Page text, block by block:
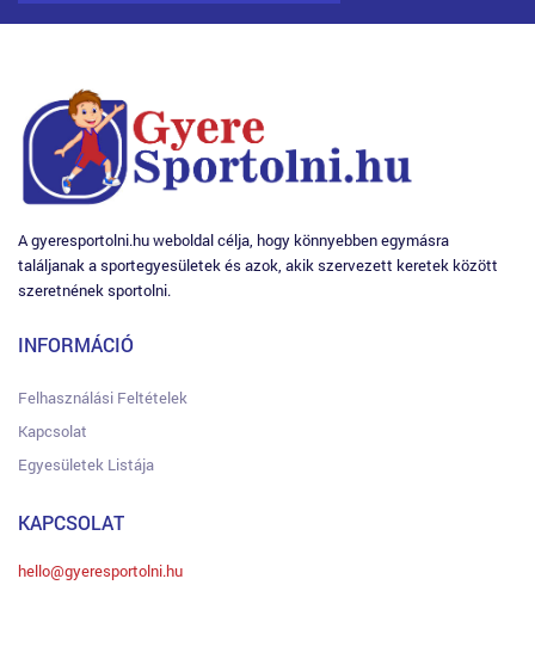
A gyeresportolni.hu weboldal célja, hogy könnyebben egymásra
találjanak a sportegyesületek és azok, akik szervezett keretek között
szeretnének sportolni.
INFORMÁCIÓ
Felhasználási Feltételek
Kapcsolat
Egyesületek Listája
KAPCSOLAT
hello@gyeresportolni.hu